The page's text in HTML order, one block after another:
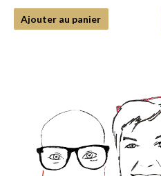
sur
Ajouter au panier